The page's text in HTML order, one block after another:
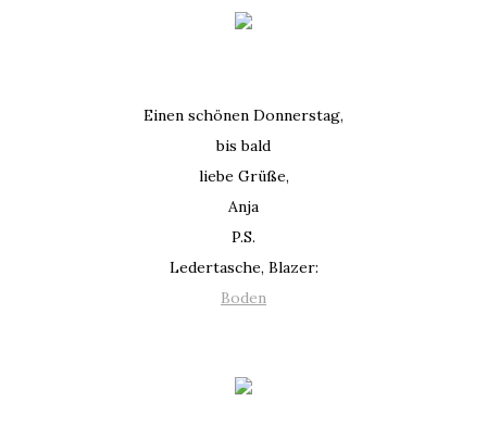
Einen schönen Donnerstag,
bis bald
liebe Grüße,
Anja
P.S.
Ledertasche, Blazer:
Boden